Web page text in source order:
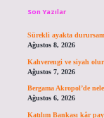
Son Yazılar
Sürekli ayakta
Ağustos 8, 2026
Kahverengi ve siyah
Ağustos 7, 2026
Bergama Akropol’de
Ağustos 6, 2026
Katılım Bankası kâr